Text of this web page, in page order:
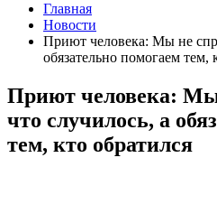
Главная
Новости
Приют человека: Мы не
обязательно помогаем тем,
Приют человека:
что случилось, а
тем, кто обратился